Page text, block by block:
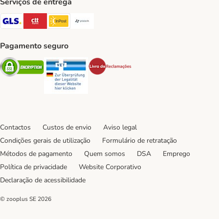
GLS Shipping Method
CTTExpress Shipping Method
InPost Shipping Method
Pagamento seguro
Security Security
Contactos Custos de envio
Aviso legal
Condições gerais de utilização
Formulário de retratação
Métodos de pagamento
Quem somos DSA
Emprego
Política de privacidade
Website Corporativo
Declaração de acessibilidade
© zooplus SE 2026